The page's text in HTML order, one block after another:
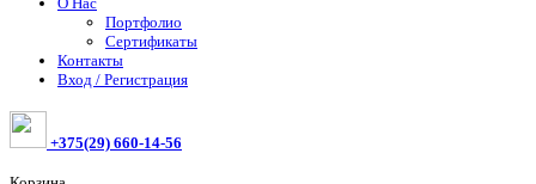
Портфолио
Сертификаты
Контакты
Вход / Регистрация
+375(29) 660-14-56